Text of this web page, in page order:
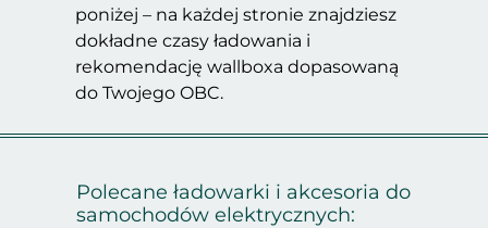
poniżej – na każdej stronie znajdziesz
dokładne czasy ładowania i
rekomendację wallboxa dopasowaną
do Twojego OBC.
Polecane ładowarki i akcesoria do
samochodów elektrycznych: